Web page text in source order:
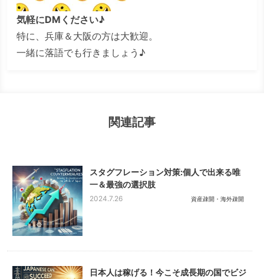
気軽にDMください♪
特に、兵庫＆大阪の方は大歓迎。
一緒に落語でも行きましょう♪
関連記事
スタグフレーション対策:個人で出来る唯
一＆最強の選択肢
2024.7.26 資産疎開・海外疎開
日本人は稼げる！今こそ成長期の国でビジ